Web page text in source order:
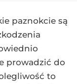
paznokcie są
prowadzić do
to